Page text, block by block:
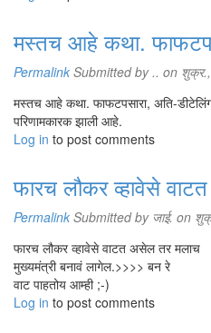
मस्तच आहे कथा.
Permalink Submitted by.. on
मस्तच आहे कथा. फाफटपसारा, अति-
परिणामकारक झाली आहे.
Log in to post comments
फारच लौकर व्हावेसे
Permalink Submitted by जाई. on
फारच लौकर व्हावेसे वाटत असेल तर मलाच
मुख्यमंत्री बनावं लागेल.>>>> बन रे
वाट पाहतोय आम्ही ;-)
Log in to post comments